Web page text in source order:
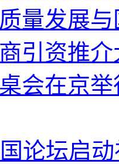
量发展
引资推
会在京
论坛启